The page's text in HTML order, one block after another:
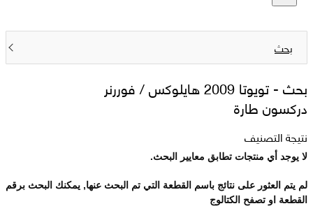
بحث
بحث - تويوتا 2009 هايلوکس / فوررنر
دركسون طارة
نتيجة التصنيف
لا يوجد أي منتجات تطابق معايير البحث.
لم يتم العثور على نتائج باسم القطعة التي تم البحث عنها, يمكنك البحث برقم
القطعة او تصفح الكتالوج